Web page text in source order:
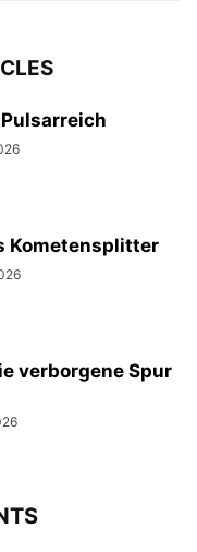
Kometensplitter
verborgene Spur